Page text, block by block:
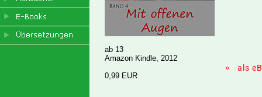
ab 13
Amazon Kindle, 2012
0,99 EUR
» als